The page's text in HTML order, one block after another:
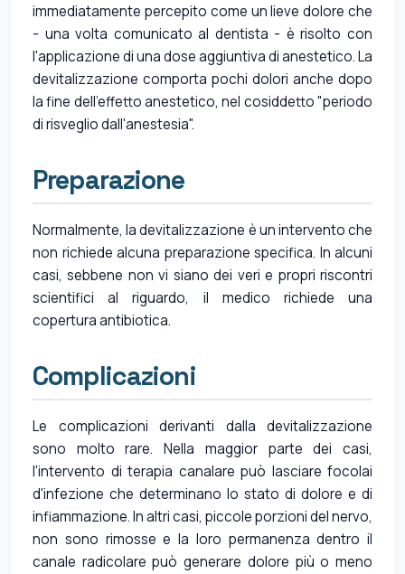
immediatamente percepito come un lieve dolore che
- una volta comunicato al dentista - è risolto con
l'applicazione di una dose aggiuntiva di anestetico. La
devitalizzazione comporta pochi dolori anche dopo
la fine dell'effetto anestetico, nel cosiddetto "periodo
di risveglio dall'anestesia".
Preparazione
Normalmente, la devitalizzazione è un intervento che
non richiede alcuna preparazione specifica. In alcuni
casi, sebbene non vi siano dei veri e propri riscontri
scientifici al riguardo, il medico richiede una
copertura antibiotica.
Complicazioni
Le complicazioni derivanti dalla devitalizzazione
sono molto rare. Nella maggior parte dei casi,
l'intervento di terapia canalare può lasciare focolai
d'infezione che determinano lo stato di dolore e di
infiammazione. In altri casi, piccole porzioni del nervo,
non sono rimosse e la loro permanenza dentro il
canale radicolare può generare dolore più o meno